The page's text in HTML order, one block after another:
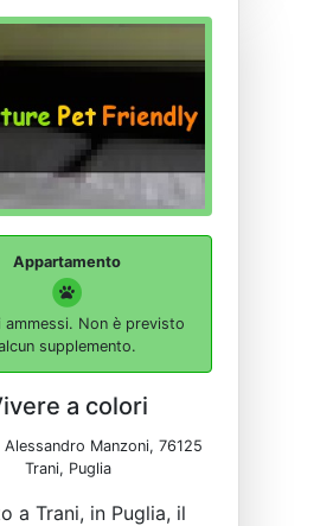
Appartamento
ammessi. Non è previsto
supplemento.
a colori
Manzoni, 76125
Trani, Puglia
a Trani, in Puglia, il